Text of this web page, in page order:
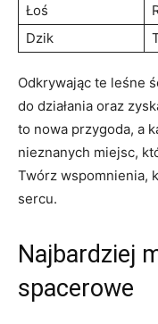
Łoś
Dzik
Odkrywając te leśne
do działania oraz
to nowa przygoda, a
nieznanych miejsc,
Twórz wspomnienia,
sercu.
Najbardziej
spacerowe